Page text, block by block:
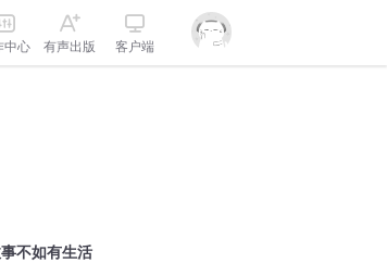
中心 有声出版 客户端
不如有生活